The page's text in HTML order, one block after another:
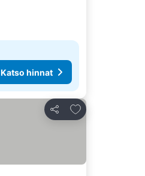
Katso hinnat
Jaa
Lisää suosikkeihin